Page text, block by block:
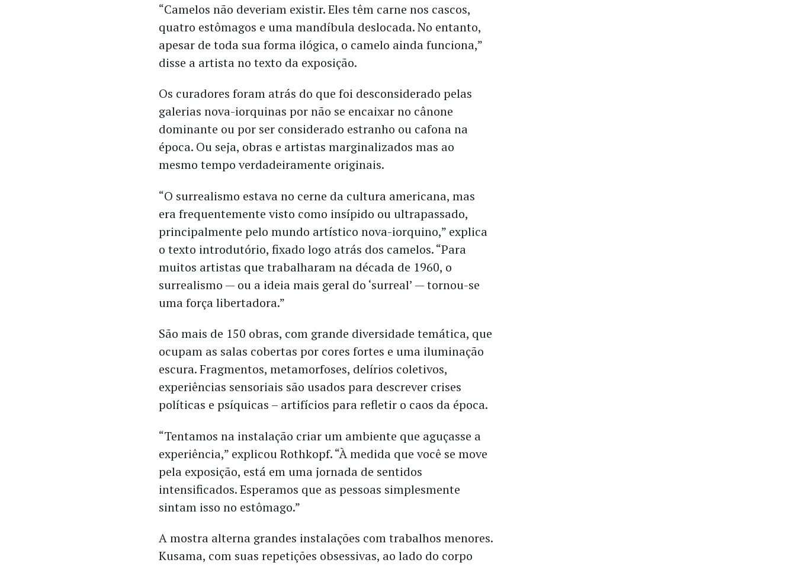
“Camelos não deveriam existir. Eles têm carne nos cascos,
quatro estômagos e uma mandíbula deslocada. No entanto,
apesar de toda sua forma ilógica, o camelo ainda funciona,”
disse a artista no texto da exposição.
Os curadores foram atrás do que foi desconsiderado pelas
galerias nova-iorquinas por não se encaixar no cânone
dominante ou por ser considerado estranho ou cafona na
época. Ou seja, obras e artistas marginalizados mas ao
mesmo tempo verdadeiramente originais.
“O surrealismo estava no cerne da cultura americana, mas
era frequentemente visto como insípido ou ultrapassado,
principalmente pelo mundo artístico nova-iorquino,” explica
o texto introdutório, fixado logo atrás dos camelos. “Para
muitos artistas que trabalharam na década de 1960, o
surrealismo — ou a ideia mais geral do ‘surreal’ — tornou-se
uma força libertadora.”
São mais de 150 obras, com grande diversidade temática, que
ocupam as salas cobertas por cores fortes e uma iluminação
escura. Fragmentos, metamorfoses, delírios coletivos,
experiências sensoriais são usados para descrever crises
políticas e psíquicas – artifícios para refletir o caos da época.
“Tentamos na instalação criar um ambiente que aguçasse a
experiência,” explicou Rothkopf. “À medida que você se move
pela exposição, está em uma jornada de sentidos
intensificados. Esperamos que as pessoas simplesmente
sintam isso no estômago.”
A mostra alterna grandes instalações com trabalhos menores.
Kusama, com suas repetições obsessivas, ao lado do corpo